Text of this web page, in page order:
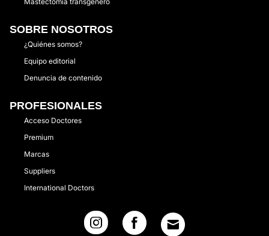
SOBRE NOSOTROS
¿Quiénes somos?
Equipo editorial
Denuncia de contenido
PROFESIONALES
Acceso Doctores
Premium
Marcas
Suppliers
International Doctors